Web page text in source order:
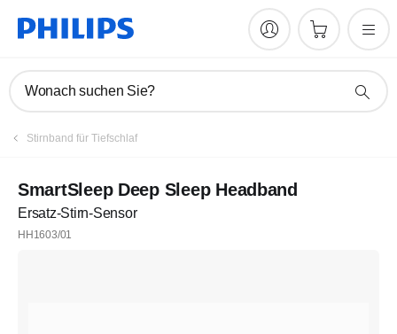
Wonach suchen Sie?
Stirnband für Tiefschlaf
SmartSleep Deep Sleep Headband
Ersatz-Stirn-Sensor
HH1603/01